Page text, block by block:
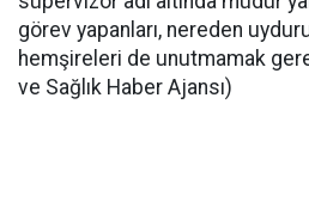
görev yapanları, nereden
hemşireleri de unutmamak
ve Sağlık Haber Ajansı)